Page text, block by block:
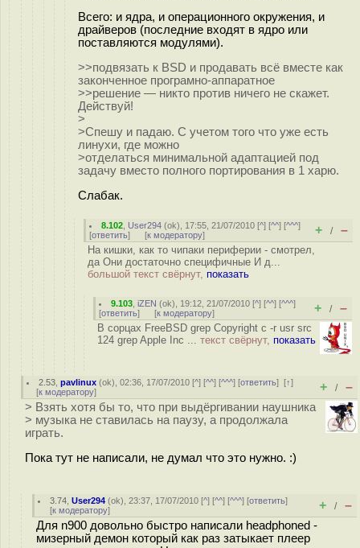
Всего: и ядра, и операционного окружения, и
драйверов (последние входят в ядро или
поставляются модулями).
>>подвязать к BSD и продавать всё вместе как
законченное програмно-аппаратное
>>решение — никто против ничего не скажет.
Действуй!
>
>Спешу и падаю. С учетом того что уже есть
линухи, где можно
>отделаться минимальной адаптацией под
задачу вместо полного портирования в 1 харю.
Слабак.
8.102 User294 (ok), 17:55, 21/07/2010 [^] [^^] [^^^]
[ответить] [к модератору] + / –
На кишки, как то чипаки периферии - смотрел,
да Они достаточно специфичные И д...
большой текст свёрнут, показать
9.103 ,iZEN (ok), 19:12, 21/07/2010 [^] [^^] [^^^]
[ответить] [к модератору] + / –
В сорцах FreeBSD grep Copyright c -r usr src
124 grep Apple Inc ... текст свёрнут, показать
2.53 ,pavlinux (ok), 02:36, 17/07/2010 [^] [^^] [^^^] [ответить][↑]
[к модератору] + / –
> Взять хотя бы то, что при выдёргивании наушника
> музыка не ставилась на паузу, а продолжала
играть.
Пока тут не написали, не думал что это нужно. :)
3.74 ,User294 (ok), 23:37, 17/07/2010 [^] [^^] [^^^] [ответить]
[к модератору] + / –
Для n900 довольно быстро написали headphoned -
мизерный демон который как раз затыкает плеер